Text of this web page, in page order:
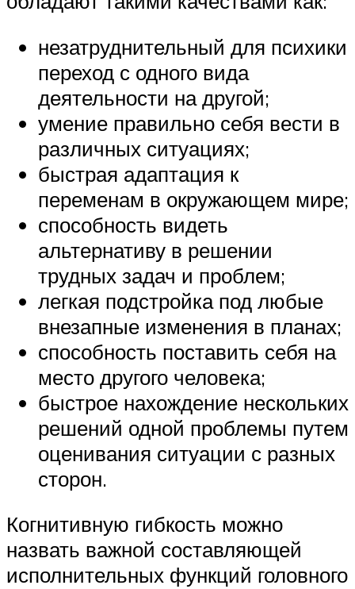
незатруднительный для психики
переход с одного вида
деятельности на другой;
умение правильно себя вести в
различных ситуациях;
быстрая адаптация к
переменам в окружающем мире;
способность видеть
альтернативу в решении
трудных задач и проблем;
легкая подстройка под любые
внезапные изменения в планах;
способность поставить себя на
место другого человека;
быстрое нахождение нескольких
решений одной проблемы путем
оценивания ситуации с разных
сторон.
Когнитивную гибкость можно
назвать важной составляющей
исполнительных функций головного